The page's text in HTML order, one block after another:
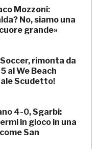
Mozzoni:
No, siamo una
grande»
rimonta da
al We Beach
Scudetto!
4-0, Sgarbi:
in gioco in una
San